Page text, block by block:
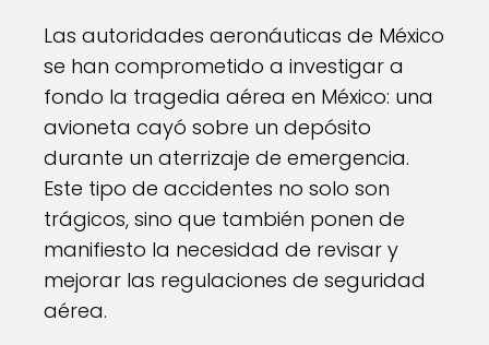
Las autoridades aeronáuticas de México
se han comprometido a investigar a
fondo la tragedia aérea en México: una
avioneta cayó sobre un depósito
durante un aterrizaje de emergencia.
Este tipo de accidentes no solo son
trágicos, sino que también ponen de
manifiesto la necesidad de revisar y
mejorar las regulaciones de seguridad
aérea.